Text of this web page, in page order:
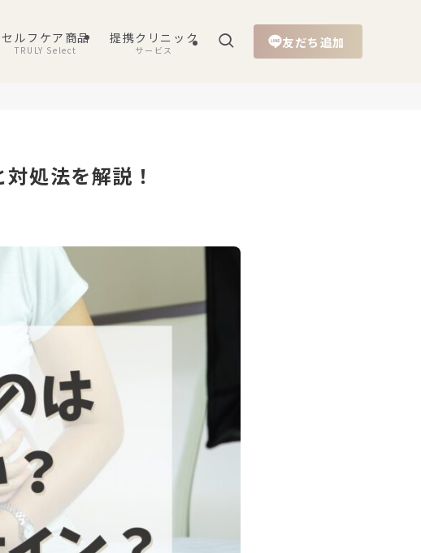
セルフケア商品
TRULY Select
提携クリニック
サービス 友だち追加
処法を解説！